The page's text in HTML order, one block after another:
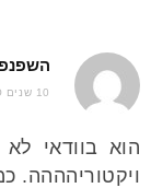
10 שנים AGO
הוא בוודאי
ויקטוריהההה.